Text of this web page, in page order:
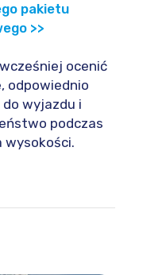
pakietu
>>
ocenić
odpowiednio
wyjazdu i
podczas
wysokości.